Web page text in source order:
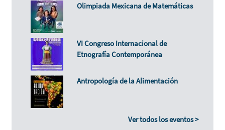
Olimpiada Mexicana de Matemáticas
VI Congreso Internacional de
Etnografía Contemporánea
Antropología de la Alimentación
Ver todos los eventos >